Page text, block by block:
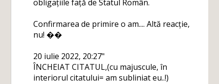
obligațiile față de Statul Român.
Confirmarea de primire o am.... Altă reacție,
nu! ��
20 iulie 2022, 20:27"
ÎNCHEIAT CITATUL,(cu majuscule, în
interiorul citatului= am subliniat eu..!)